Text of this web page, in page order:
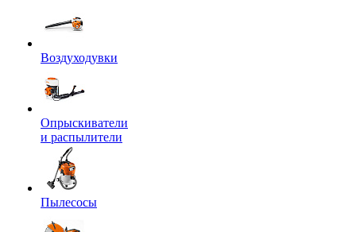
Воздуходувки
Опрыскиватели
и распылители
Пылесосы